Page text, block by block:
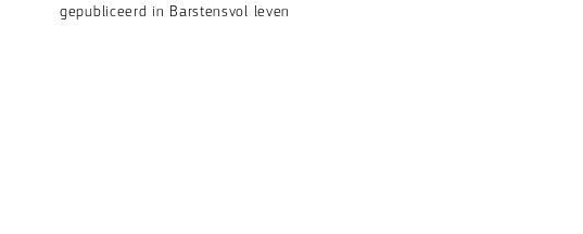
gepubliceerd in Barstensvol leven